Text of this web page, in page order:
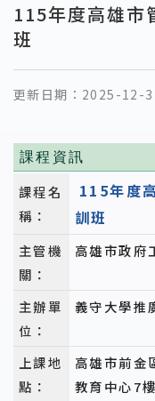
115年度高雄市
班
更新日期： 2025-12-
課程資訊
課程名
稱：
115年度
訓班
主管機
關：
高雄市政府
主辦單
位：
義守大學推
上課地
點：
高雄市前金
教育中心7